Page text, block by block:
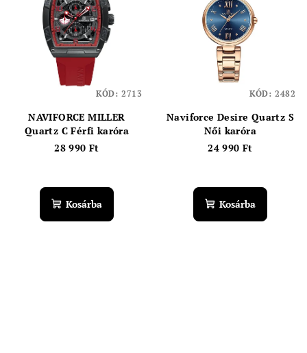
NAVIFORCE MILLER
Quartz C Férfi karóra
28 990 Ft
Kosárba
KÓD: 2713
Naviforce Desire Quartz S
Női karóra
24 990 Ft
Kosárba
KÓD: 2482